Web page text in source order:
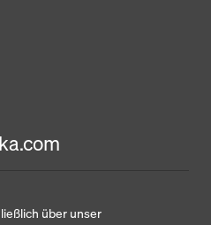
über unser